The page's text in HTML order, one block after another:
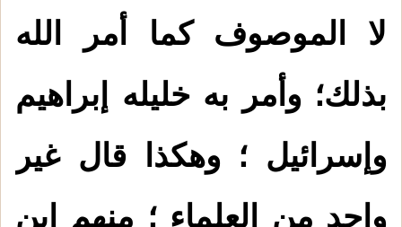
لا الموصوف كما أمر الله
بذلك؛ وأمر به خليله إبراهيم
وإسرائيل ؛ وهكذا قال غير
واحد من العلماء ؛ منهم ابن
1. من صور التعصب بغير الحق
2. الدعاء بطول البقاء